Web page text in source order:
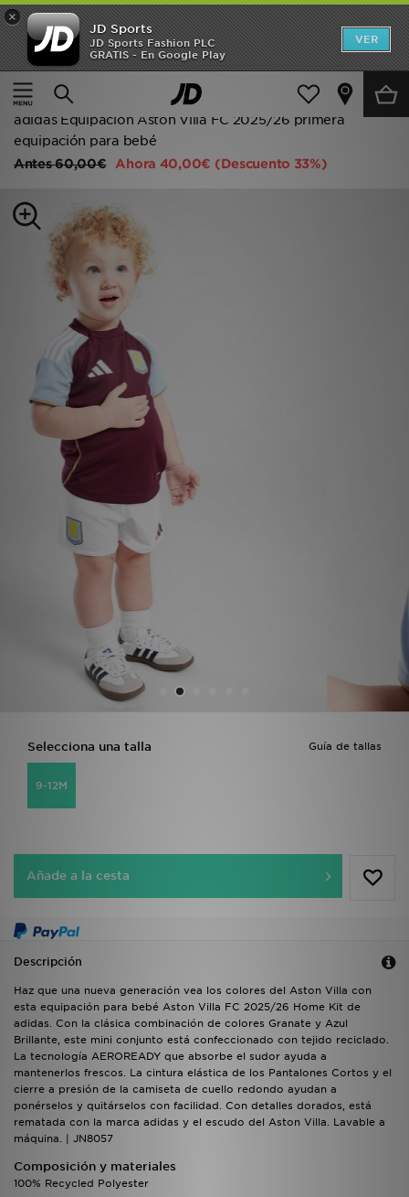
×
JD Sports
JD Sports Fashion PLC
GRATIS - En Google Play
VER
Página principal
Niños
Ropa juvenil (8-15 años)
adidas Equipación Aston Villa FC 2025/26 primera
equipación para bebé
Antes60,00€ Ahora 40,00€ (Descuento 33%)
Guía de tallas
Selecciona una talla
9-12M
Añade a la cesta
Descripción
Haz que una nueva generación vea los colores del Aston Villa con
esta equipación para bebé Aston Villa FC 2025/26 Home Kit de
adidas. Con la clásica combinación de colores Granate y Azul
Brillante, este mini conjunto está confeccionado con tejido reciclado.
La tecnología AEROREADY que absorbe el sudor ayuda a
mantenerlos frescos. La cintura elástica de los Pantalones Cortos y el
cierre a presión de la camiseta de cuello redondo ayudan a
ponérselos y quitárselos con facilidad. Con detalles dorados, está
rematada con la marca adidas y el escudo del Aston Villa. Lavable a
máquina. | JN8057
Composición y materiales
100% Recycled Polyester
Hombre
Mujer
Niños
Accesorios
Ver Marcas
Deportes & Fitness
JD Fútbol
Ofertas
TARJETA REGALO